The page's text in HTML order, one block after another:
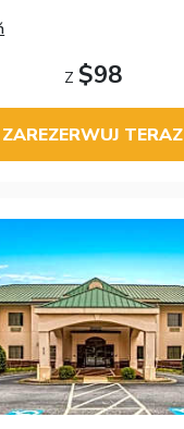
Z $98
ZAREZERWUJ TERAZ